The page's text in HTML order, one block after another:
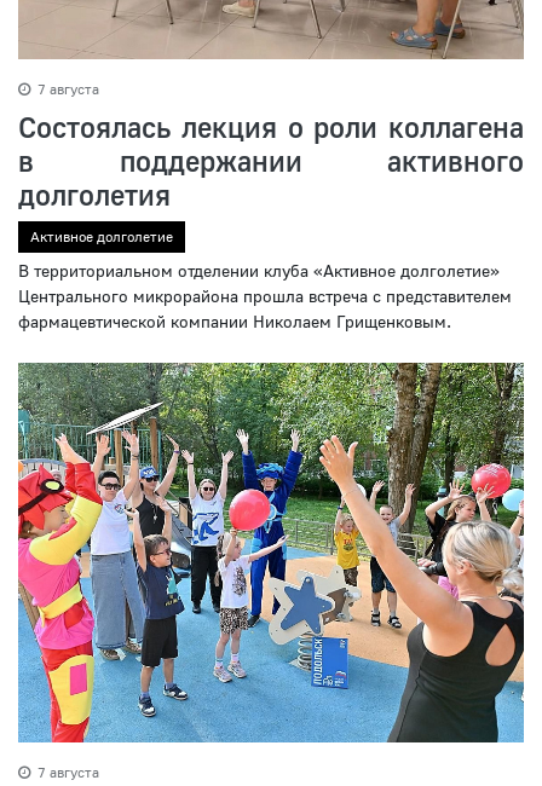
7 августа
Состоялась лекция о роли коллагена
в поддержании активного
долголетия
Активное долголетие
В территориальном отделении клуба «Активное долголетие»
Центрального микрорайона прошла встреча с представителем
фармацевтической компании Николаем Грищенковым.
7 августа